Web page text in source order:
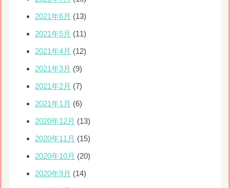
2021年6月 (13)
2021年5月 (11)
2021年4月 (12)
2021年3月 (9)
2021年2月 (7)
2021年1月 (6)
2020年12月 (13)
2020年11月 (15)
2020年10月 (20)
2020年9月 (14)